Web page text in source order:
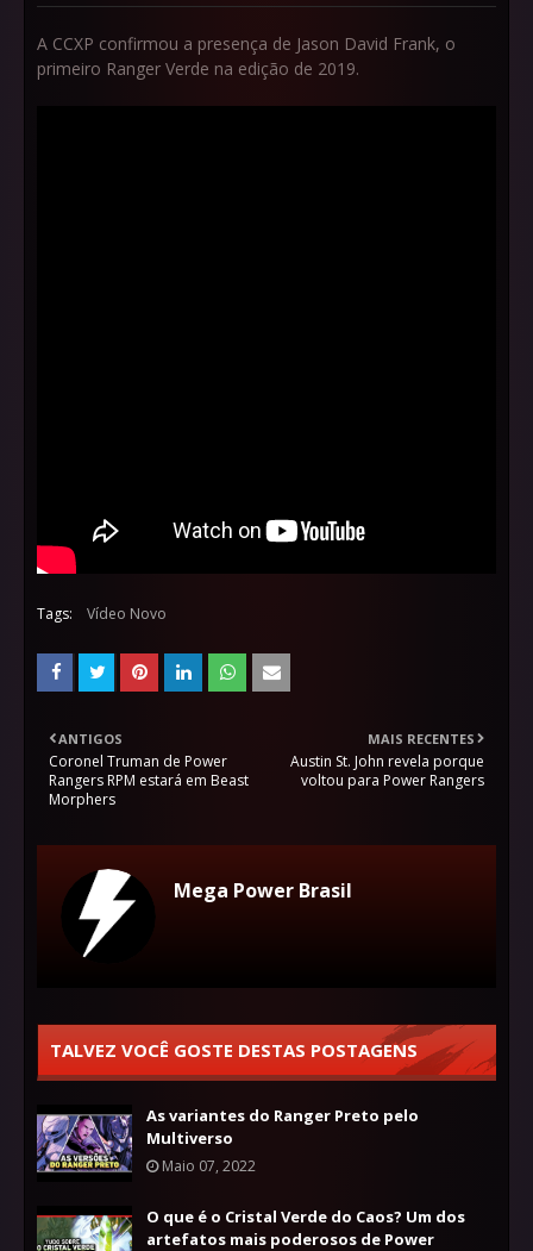
A CCXP confirmou a presença de Jason David Frank, o
primeiro Ranger Verde na edição de 2019.
Tags: Vídeo Novo
MAIS RECENTES
Austin St. John revela porque
voltou para Power Rangers
ANTIGOS
Coronel Truman de Power
Rangers RPM estará em Beast
Morphers
Mega Power Brasil
TALVEZ VOCÊ GOSTE DESTAS POSTAGENS
As variantes do Ranger Preto pelo
Multiverso
Maio 07, 2022
O que é o Cristal Verde do Caos? Um dos
artefatos mais poderosos de Power